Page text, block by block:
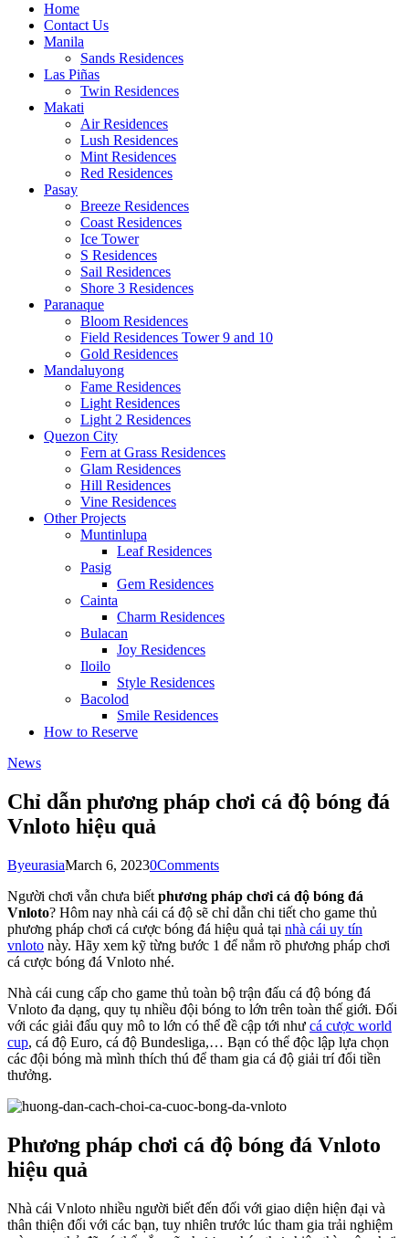
Home
Contact Us
Manila
Sands Residences
Las Piñas
Twin Residences
Makati
Air Residences
Lush Residences
Mint Residences
Red Residences
Pasay
Breeze Residences
Coast Residences
Ice Tower
S Residences
Sail Residences
Shore 3 Residences
Paranaque
Bloom Residences
Field Residences Tower 9 and 10
Gold Residences
Mandaluyong
Fame Residences
Light Residences
Light 2 Residences
Quezon City
Fern at Grass Residences
Glam Residences
Hill Residences
Vine Residences
Other Projects
Muntinlupa
Leaf Residences
Pasig
Gem Residences
Cainta
Charm Residences
Bulacan
Joy Residences
Iloilo
Style Residences
Bacolod
Smile Residences
How to Reserve
News
Chỉ dẫn phương pháp chơi cá độ bóng đá
Vnloto hiệu quả
ByeurasiaMarch 6, 20230Comments
Người chơi vẫn chưa biết phương pháp chơi cá độ bóng đá
Vnloto? Hôm nay nhà cái cá độ sẽ chỉ dẫn chi tiết cho game thủ
phương pháp chơi cá cược bóng đá hiệu quả tại nhà cái uy tín
vnloto này. Hãy xem kỹ từng bước 1 để nắm rõ phương pháp chơi
cá cược bóng đá Vnloto nhé.
Nhà cái cung cấp cho game thủ toàn bộ trận đấu cá độ bóng đá
Vnloto đa dạng, quy tụ nhiều đội bóng to lớn trên toàn thế giới. Đối
với các giải đấu quy mô to lớn có thể đề cập tới như cá cược world
cup, cá độ Euro, cá độ Bundesliga,… Bạn có thể độc lập lựa chọn
các đội bóng mà mình thích thú để tham gia cá độ giải trí đổi tiền
thưởng.
Phương pháp chơi cá độ bóng đá Vnloto
hiệu quả
Nhà cái Vnloto nhiều người biết đến đối với giao diện hiện đại và
thân thiện đối với các bạn, tuy nhiên trước lúc tham gia trải nghiệm